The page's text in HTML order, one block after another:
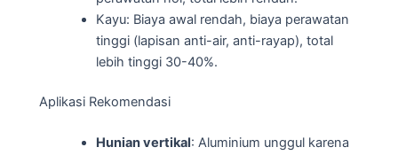
Kayu: Biaya awal rendah, biaya perawatan
tinggi (lapisan anti-air, anti-rayap), total
lebih tinggi 30-40%.
Aplikasi Rekomendasi
Hunian vertikal: Aluminium unggul karena